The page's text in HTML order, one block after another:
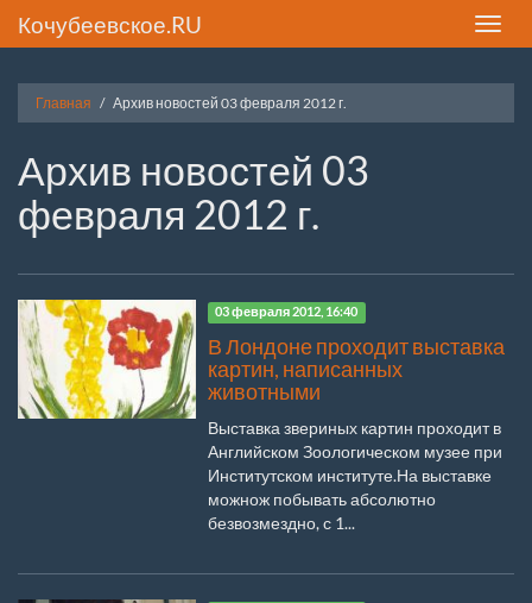
Toggle
Кочубеевское.RU
Главная Архив новостей 03 февраля 2012 г.
Архив новостей 03
февраля 2012 г.
03 февраля 2012, 16:40
В Лондоне проходит выставка
картин, написанных
животными
Выставка звериных картин проходит в
Английском Зоологическом музее при
Институтском институте.На выставке
можнож побывать абсолютно
безвозмездно, с 1...